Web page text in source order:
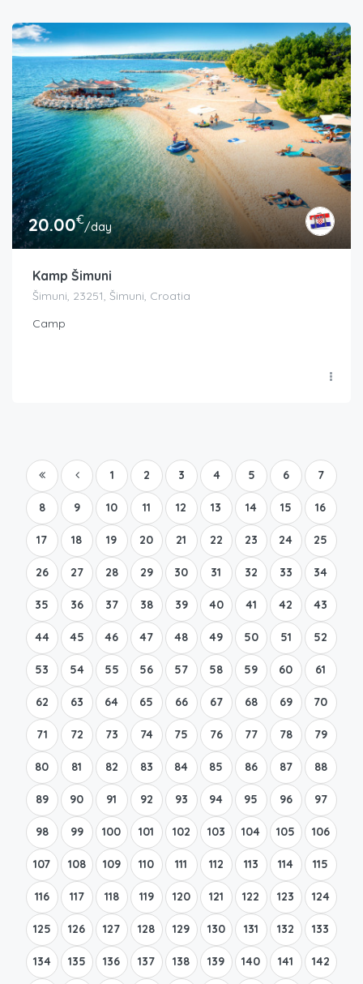
20.00€/day
Kamp Šimuni
Šimuni, 23251, Šimuni, Croatia
Camp
1 2 3 4 5 6 7
8 9 10 11 12 13 14 15 16
17 18 19 20 21 22 23 24 25
26 27 28 29 30 31 32 33 34
35 36 37 38 39 40 41 42 43
44 45 46 47 48 49 50 51 52
53 54 55 56 57 58 59 60 61
62 63 64 65 66 67 68 69 70
71 72 73 74 75 76 77 78 79
80 81 82 83 84 85 86 87 88
89 90 91 92 93 94 95 96 97
98 99 100 101 102 103 104 105 106
107 108 109 110 111 112 113 114 115
116 117 118 119 120 121 122 123 124
125 126 127 128 129 130 131 132 133
134 135 136 137 138 139 140 141 142